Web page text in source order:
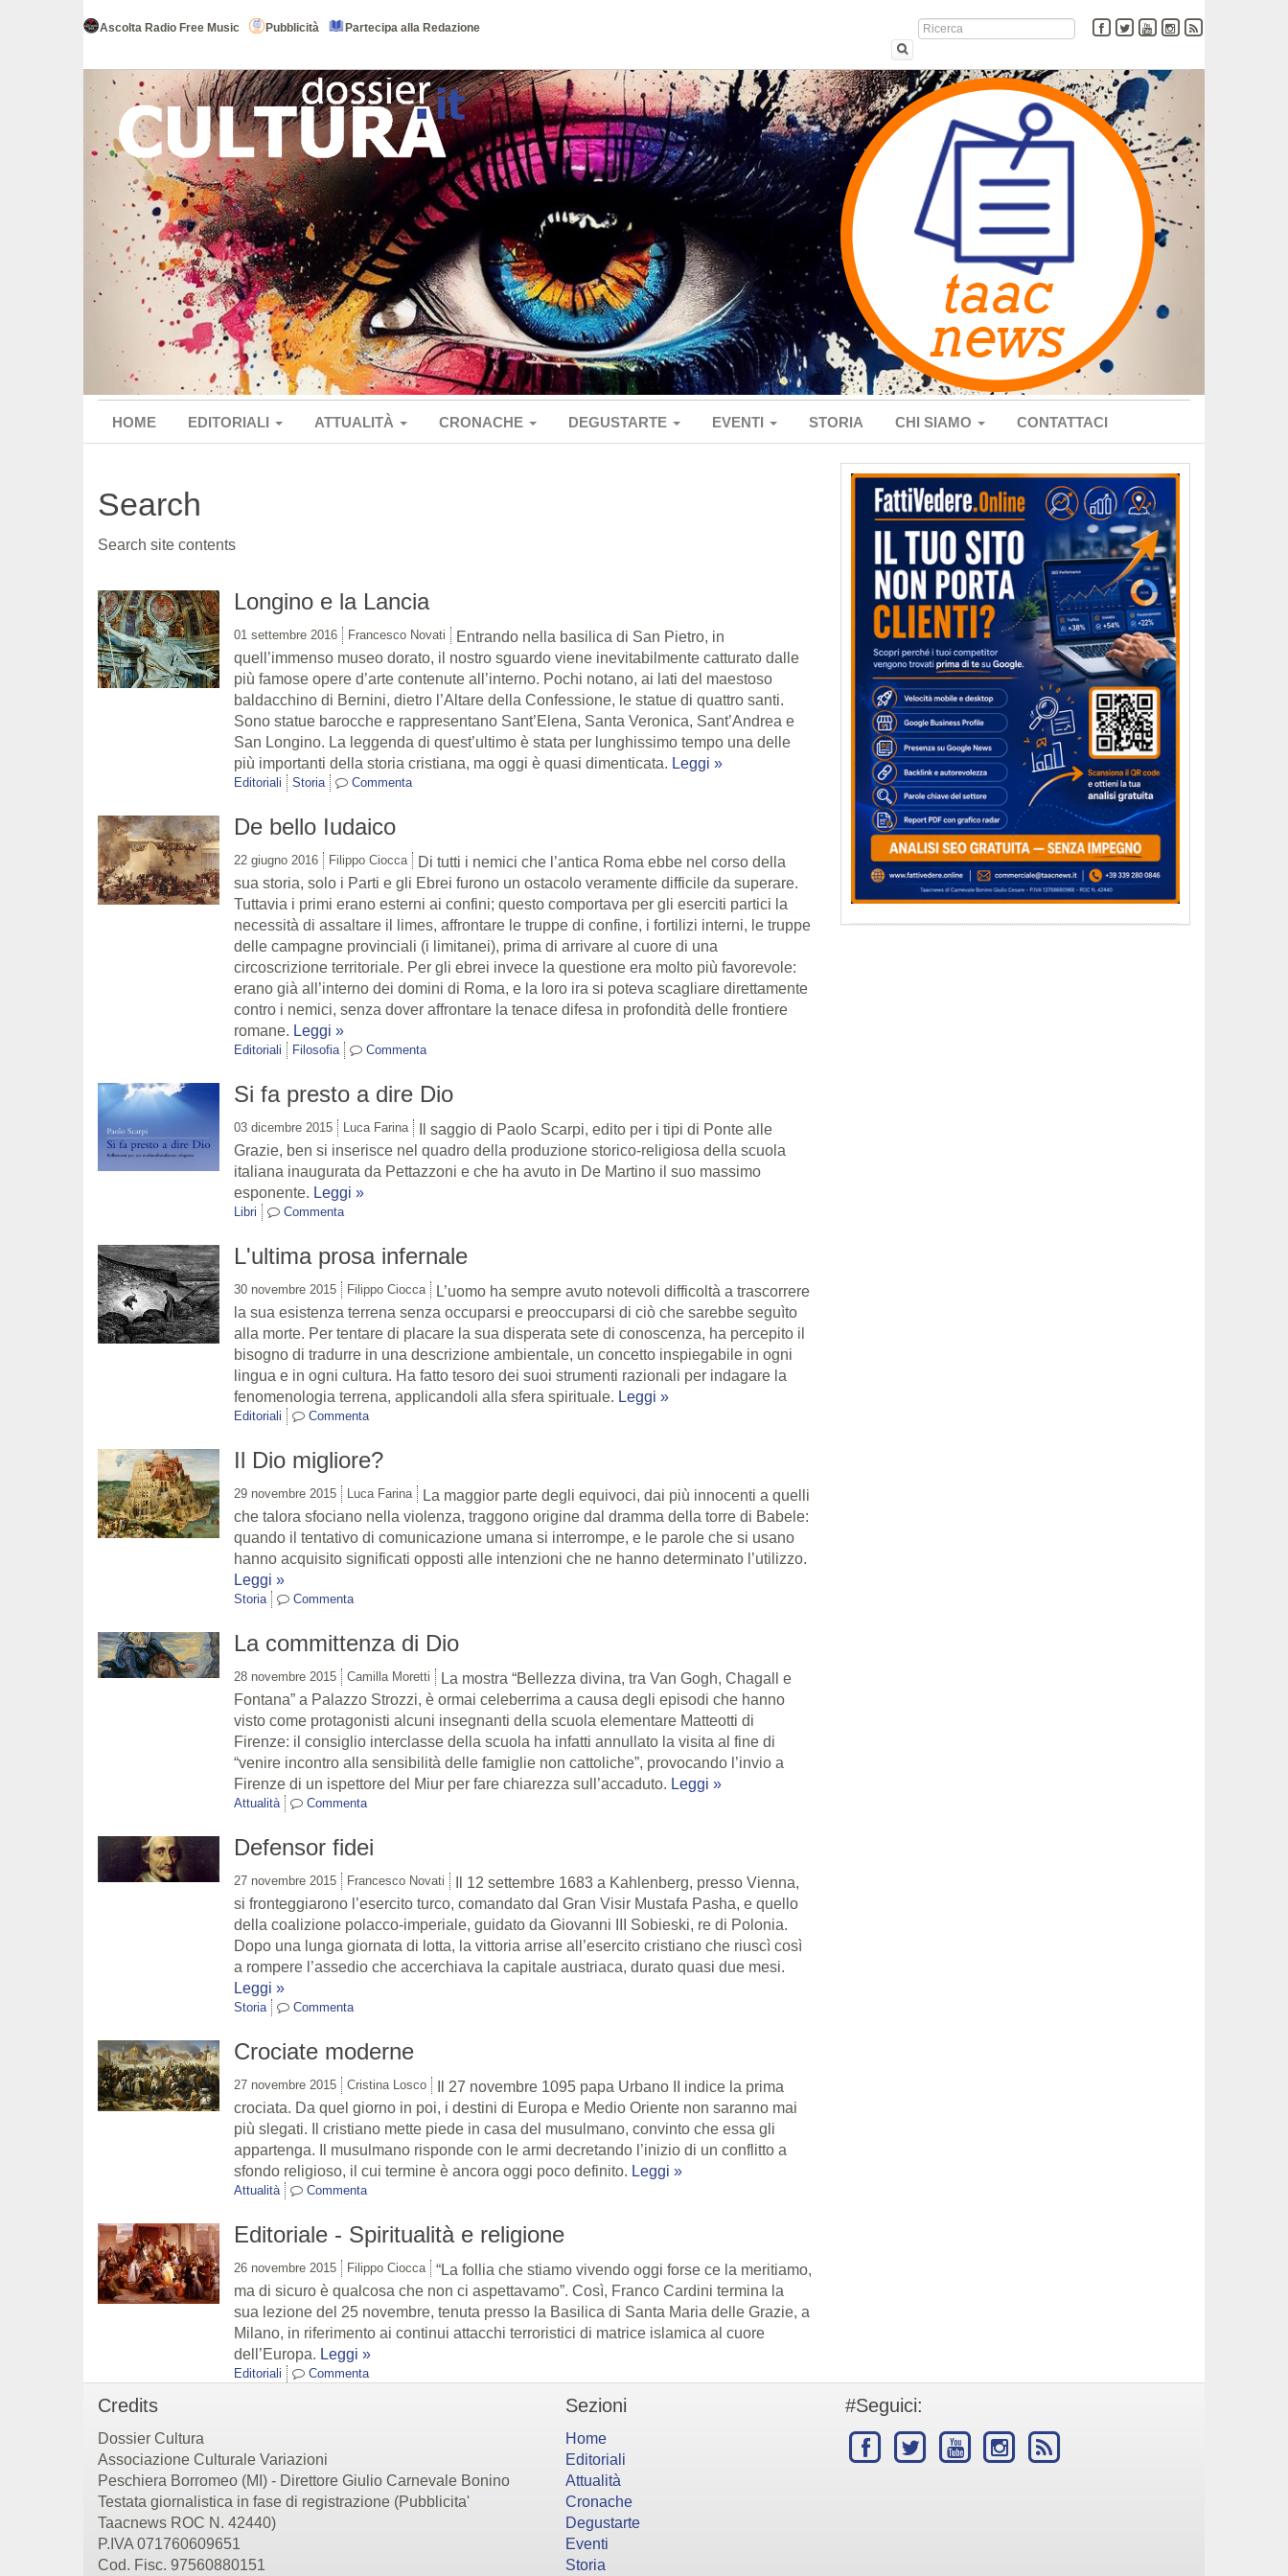
Ascolta Radio Free Music Pubblicità Partecipa alla Redazione
HOME EDITORIALI ATTUALITÀ CRONACHE DEGUSTARTE EVENTI STORIA CHI SIAMO CONTATTACI
Search
Search site contents
Longino e la Lancia
01 settembre 2016 Francesco Novati
Entrando nella basilica di San Pietro, in
quell’immenso museo dorato, il nostro sguardo viene inevitabilmente catturato dalle
più famose opere d’arte contenute all’interno. Pochi notano, ai lati del maestoso
baldacchino di Bernini, dietro l’Altare della Confessione, le statue di quattro santi.
Sono statue barocche e rappresentano Sant’Elena, Santa Veronica, Sant’Andrea e
San Longino. La leggenda di quest’ultimo è stata per lunghissimo tempo una delle
più importanti della storia cristiana, ma oggi è quasi dimenticata. Leggi »
Editoriali Storia Commenta
De bello Iudaico
22 giugno 2016 Filippo Ciocca
Di tutti i nemici che l’antica Roma ebbe nel corso della
sua storia, solo i Parti e gli Ebrei furono un ostacolo veramente difficile da superare.
Tuttavia i primi erano esterni ai confini; questo comportava per gli eserciti partici la
necessità di assaltare il limes, affrontare le truppe di confine, i fortilizi interni, le truppe
delle campagne provinciali (i limitanei), prima di arrivare al cuore di una
circoscrizione territoriale. Per gli ebrei invece la questione era molto più favorevole:
erano già all’interno dei domini di Roma, e la loro ira si poteva scagliare direttamente
contro i nemici, senza dover affrontare la tenace difesa in profondità delle frontiere
romane. Leggi »
Editoriali Filosofia Commenta
Si fa presto a dire Dio
03 dicembre 2015 Luca Farina
Il saggio di Paolo Scarpi, edito per i tipi di Ponte alle
Grazie, ben si inserisce nel quadro della produzione storico-religiosa della scuola
italiana inaugurata da Pettazzoni e che ha avuto in De Martino il suo massimo
esponente. Leggi »
Libri Commenta
L'ultima prosa infernale
30 novembre 2015 Filippo Ciocca
L’uomo ha sempre avuto notevoli difficoltà a trascorrere
la sua esistenza terrena senza occuparsi e preoccuparsi di ciò che sarebbe seguìto
alla morte. Per tentare di placare la sua disperata sete di conoscenza, ha percepito il
bisogno di tradurre in una descrizione ambientale, un concetto inspiegabile in ogni
lingua e in ogni cultura. Ha fatto tesoro dei suoi strumenti razionali per indagare la
fenomenologia terrena, applicandoli alla sfera spirituale. Leggi »
Editoriali Commenta
Il Dio migliore?
29 novembre 2015 Luca Farina
La maggior parte degli equivoci, dai più innocenti a quelli
che talora sfociano nella violenza, traggono origine dal dramma della torre di Babele:
quando il tentativo di comunicazione umana si interrompe, e le parole che si usano
hanno acquisito significati opposti alle intenzioni che ne hanno determinato l’utilizzo.
Leggi »
Storia Commenta
La committenza di Dio
28 novembre 2015 Camilla Moretti
La mostra “Bellezza divina, tra Van Gogh, Chagall e
Fontana” a Palazzo Strozzi, è ormai celeberrima a causa degli episodi che hanno
visto come protagonisti alcuni insegnanti della scuola elementare Matteotti di
Firenze: il consiglio interclasse della scuola ha infatti annullato la visita al fine di
“venire incontro alla sensibilità delle famiglie non cattoliche”, provocando l’invio a
Firenze di un ispettore del Miur per fare chiarezza sull’accaduto. Leggi »
Attualità Commenta
Defensor fidei
27 novembre 2015 Francesco Novati
Il 12 settembre 1683 a Kahlenberg, presso Vienna,
si fronteggiarono l’esercito turco, comandato dal Gran Visir Mustafa Pasha, e quello
della coalizione polacco-imperiale, guidato da Giovanni III Sobieski, re di Polonia.
Dopo una lunga giornata di lotta, la vittoria arrise all’esercito cristiano che riuscì così
a rompere l’assedio che accerchiava la capitale austriaca, durato quasi due mesi.
Leggi »
Storia Commenta
Crociate moderne
27 novembre 2015 Cristina Losco
Il 27 novembre 1095 papa Urbano II indice la prima
crociata. Da quel giorno in poi, i destini di Europa e Medio Oriente non saranno mai
più slegati. Il cristiano mette piede in casa del musulmano, convinto che essa gli
appartenga. Il musulmano risponde con le armi decretando l’inizio di un conflitto a
sfondo religioso, il cui termine è ancora oggi poco definito. Leggi »
Attualità Commenta
Editoriale - Spiritualità e religione
26 novembre 2015 Filippo Ciocca
“La follia che stiamo vivendo oggi forse ce la meritiamo,
ma di sicuro è qualcosa che non ci aspettavamo”. Così, Franco Cardini termina la
sua lezione del 25 novembre, tenuta presso la Basilica di Santa Maria delle Grazie, a
Milano, in riferimento ai continui attacchi terroristici di matrice islamica al cuore
dell’Europa. Leggi »
Editoriali Commenta
Credits
Dossier Cultura
Associazione Culturale Variazioni
Peschiera Borromeo (MI) - Direttore Giulio Carnevale Bonino
Testata giornalistica in fase di registrazione (Pubblicita'
Taacnews ROC N. 42440)
P.IVA 071760609651
Cod. Fisc. 97560880151
Sezioni
Home
Editoriali
Attualità
Cronache
Degustarte
Eventi
Storia
#Seguici: